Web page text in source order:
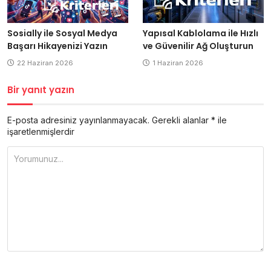
Sosially ile Sosyal Medya
Başarı Hikayenizi Yazın
22 Haziran 2026
Yapısal Kablolama ile Hızlı
ve Güvenilir Ağ Oluşturun
1 Haziran 2026
Bir yanıt yazın
E-posta adresiniz yayınlanmayacak. Gerekli alanlar * ile
işaretlenmişlerdir